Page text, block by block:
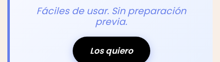
Fáciles de usar. Sin preparación
previa.
Los quiero